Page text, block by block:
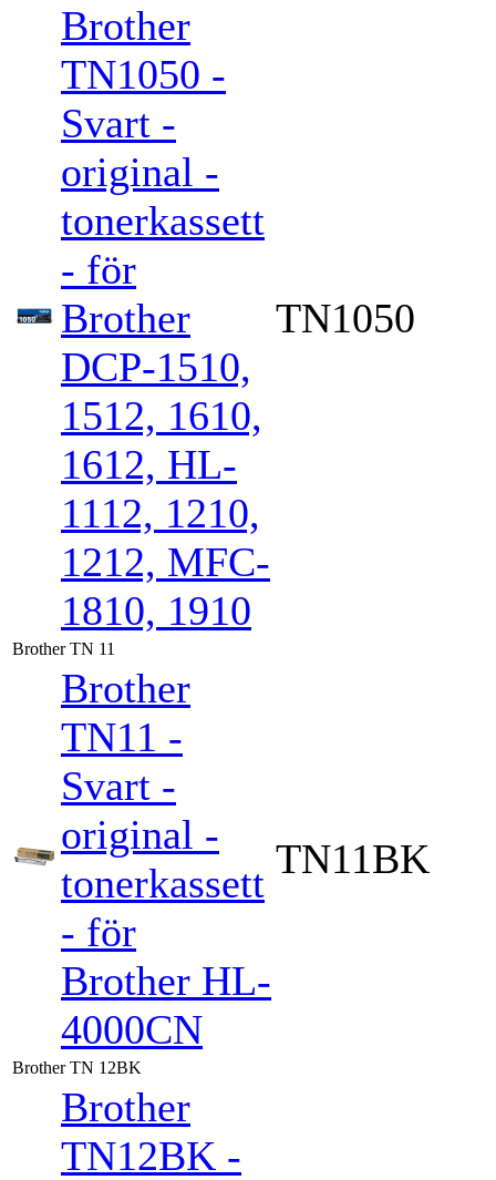
Brother
TN1050 -
Svart -
original -
tonerkassett
- för
Brother
DCP-1510,
1512, 1610,
1612, HL-
1112, 1210,
1212, MFC-
1810, 1910
TN1050
Brother TN 11
Brother
TN11 -
Svart -
original -
tonerkassett
- för
Brother HL-
4000CN
TN11BK
Brother TN 12BK
Brother
TN12BK -